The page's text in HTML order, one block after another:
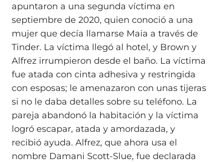
apuntaron a una segunda víctima en
septiembre de 2020, quien conoció a una
mujer que decía llamarse Maia a través de
Tinder. La víctima llegó al hotel, y Brown y
Alfrez irrumpieron desde el baño. La víctima
fue atada con cinta adhesiva y restringida
con esposas; le amenazaron con unas tijeras
si no le daba detalles sobre su teléfono. La
pareja abandonó la habitación y la víctima
logró escapar, atada y amordazada, y
recibió ayuda. Alfrez, que ahora usa el
nombre Damani Scott-Slue, fue declarada